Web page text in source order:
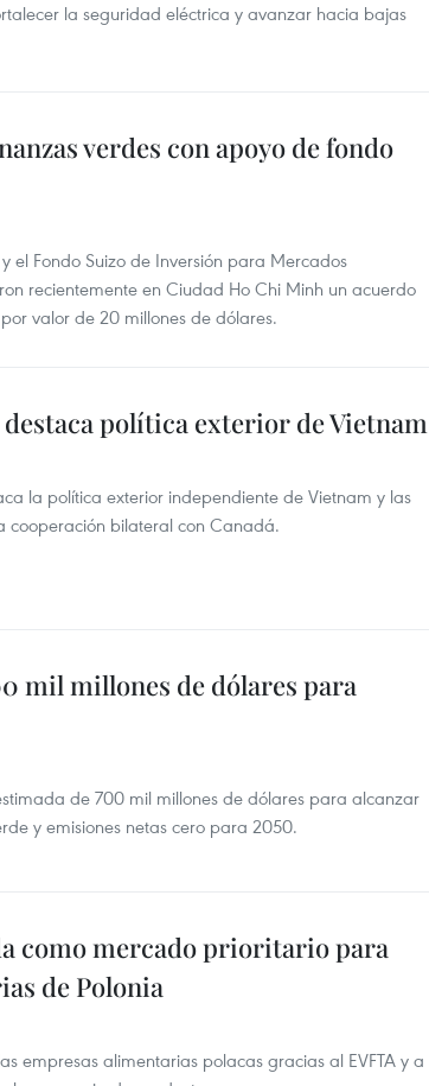
la seguridad eléctrica y avanzar hacia bajas
verdes con apoyo de fondo
el Fondo Suizo de Inversión para Mercados
recientemente en Ciudad Ho Chi Minh un acuerdo
valor de 20 millones de dólares.
política exterior de Vietnam
la política exterior independiente de Vietnam y las
bilateral con Canadá.
mil millones de dólares para
de 700 mil millones de dólares para alcanzar
y emisiones netas cero para 2050.
como mercado prioritario para
de Polonia
empresas alimentarias polacas gracias al EVFTA y a